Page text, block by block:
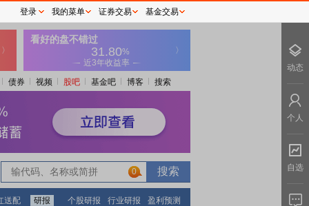
债券 视频 股吧 基金吧 博客 搜索
0
0
送配 研报 个股研报 行业研报
盈利预测
登录 我的菜单 证券交易 基金交易
动态
个人
自选